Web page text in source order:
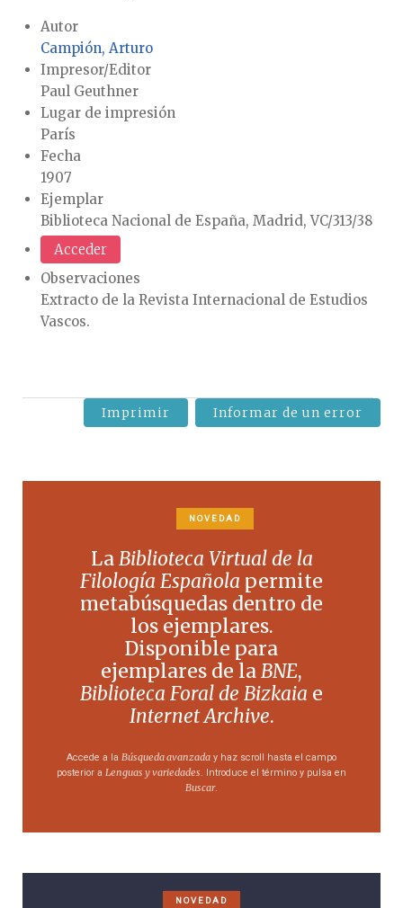
Autor
Campión, Arturo
Impresor/Editor
Paul Geuthner
Lugar de impresión
París
Fecha
1907
Ejemplar
Biblioteca Nacional de España, Madrid, VC/313/38
Acceder
Observaciones
Extracto de la Revista Internacional de Estudios
Vascos.
Imprimir Informar de un error
NOVEDAD
LaBiblioteca Virtual de la
Filología Española permite
metabúsquedas dentro de
los ejemplares.
Disponible para
ejemplares de laBNE,
Biblioteca Foral de Bizkaia e
Internet Archive.
Accede a la Búsqueda avanzada y haz scroll hasta el campo
posterior a Lenguas y variedades . Introduce el término y pulsa en
Buscar.
NOVEDAD